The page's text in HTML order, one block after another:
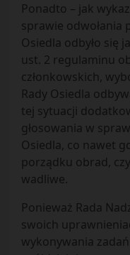
Ponadto – jak
sprawie odwołania
Osiedla odbyło się
ust. 2 regulaminu
członkowskich,
Rady Osiedla
tej sytuacji
głosowania w
Osiedla, co nawet
porządku obrad,
wadliwe.
Ponieważ Rada
swoich
wykonywania